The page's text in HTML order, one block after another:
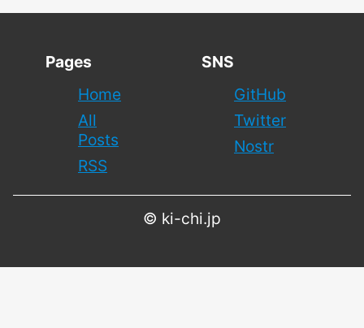
Pages
Home
All
Posts
RSS
SNS
GitHub
Twitter
Nostr
© ki-chi.jp